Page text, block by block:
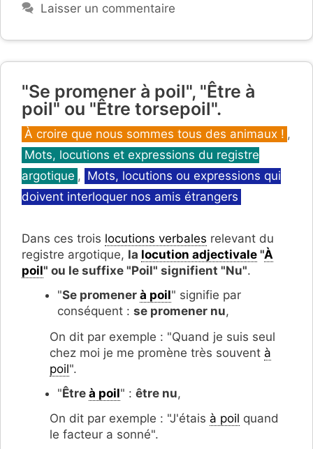
Laisser un commentaire
"Se promener à poil", "Être à
poil" ou "Être torsepoil".
Catégories
À croire que nous sommes tous des animaux ! ,
Mots, locutions et expressions du registre
argotique , Mots, locutions ou expressions qui
doivent interloquer nos amis étrangers
Dans ces trois locutions verbales relevant du
registre argotique, la locution adjectivale "À
poil" ou le suffixe "Poil" signifient "Nu".
"Se promener à poil" signifie par
conséquent : se promener nu,
On dit par exemple : "Quand je suis seul
chez moi je me promène très souvent à
poil".
"Être à poil" : être nu,
On dit par exemple : "J'étais à poil quand
le facteur a sonné".